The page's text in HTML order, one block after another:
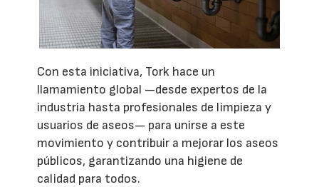
Con esta iniciativa, Tork hace un
llamamiento global —desde expertos de la
industria hasta profesionales de limpieza y
usuarios de aseos— para unirse a este
movimiento y contribuir a mejorar los aseos
públicos, garantizando una higiene de
calidad para todos.